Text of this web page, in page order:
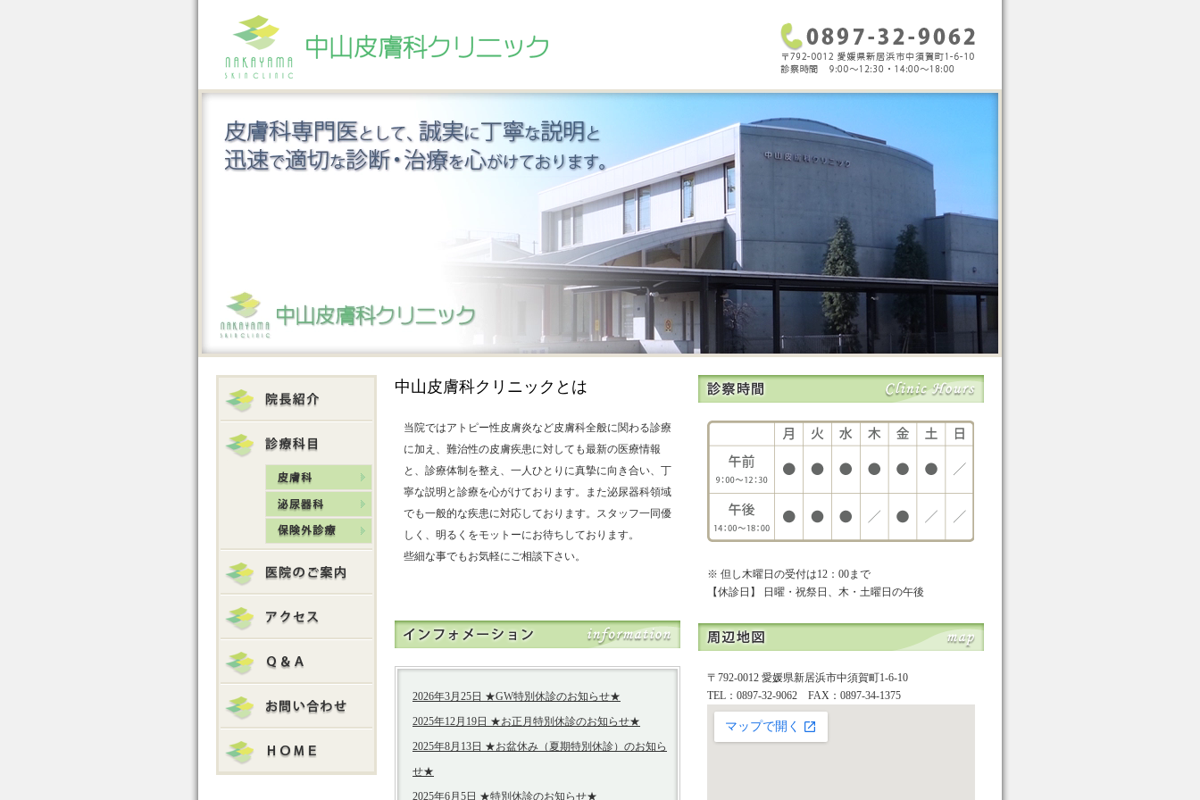
中山皮膚科クリニックとは
当院ではアトピー性皮膚炎など皮膚科全般に関わる診療
に加え、難治性の皮膚疾患に対しても最新の医療情報
と、診療体制を整え、一人ひとりに真摯に向き合い、丁
寧な説明と診療を心がけております。また泌尿器科領域
でも一般的な疾患に対応しております。スタッフ一同優
しく、明るくをモットーにお待ちしております。
些細な事でもお気軽にご相談下さい。
2026年3月25日 ★GW特別休診のお知らせ★
2025年12月19日 ★お正月特別休診のお知らせ★
2025年8月13日 ★お盆休み（夏期特別休診）のお知ら
せ★
2025年6月5日 ★特別休診のお知らせ★
※ 但し木曜日の受付は12：00まで
【休診日】 日曜・祝祭日、木・土曜日の午後
〒792-0012 愛媛県新居浜市中須賀町1-6-10
TEL：0897-32-9062 FAX：0897-34-1375